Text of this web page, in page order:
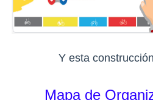
Y esta
Mapa de